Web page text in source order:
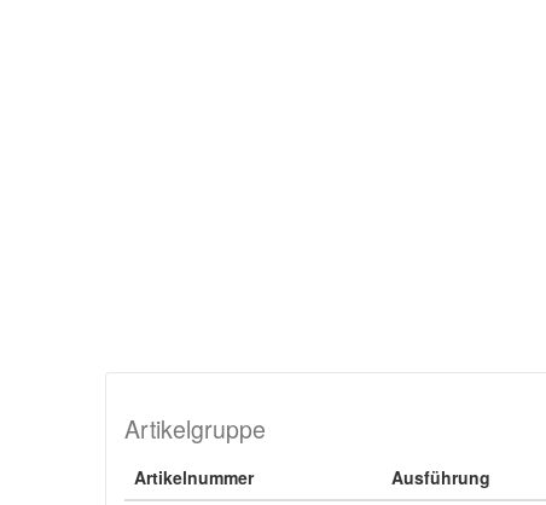
Artikelgruppe
Artikelnummer Ausführung